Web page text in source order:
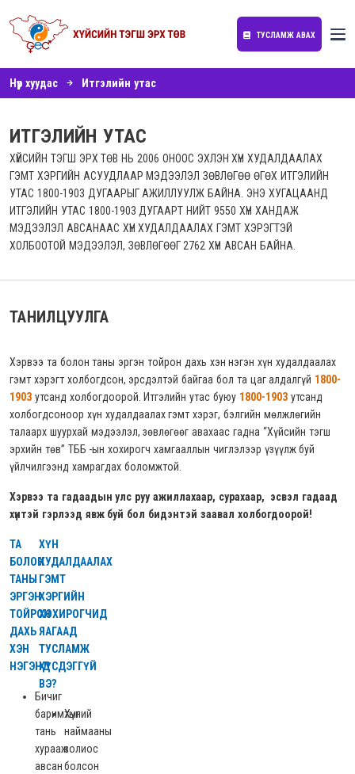
ТУСЛАМЖ АВАХ
Нүүр хуудас Итгэлийн утас
ИТГЭЛИЙН УТАС
ХҮЙСИЙН ТЭГШ ЭРХ ТӨВ НЬ 2006 ОНООС ЭХЛЭН ХҮН ХУДАЛДААЛАХ
ГЭМТ ХЭРГИЙН АСУУДЛААР МЭДЭЭЛЭЛ ЗӨВЛӨГӨӨ ӨГӨХ ИТГЭЛИЙН
УТАС 1800-1903 ДУГААРЫГ АЖИЛЛУУЛЖ БАЙНА. ЭНЭ ХУГАЦААНД
ИТГЭЛИЙН УТАС 1800-1903 ДУГААРТ НИЙТ 9550 ХҮН ХАНДАЖ
МЭДЭЭЛЭЛ АВСАНААС ХҮН ХУДАЛДААЛАХ ГЭМТ ХЭРЭГТЭЙ
ХОЛБООТОЙ МЭДЭЭЛЭЛ, ЗӨВЛӨГӨӨГ 2762 ХҮН АВСАН БАЙНА.
ТАНИЛЦУУЛГА
Хэрвээ та болон таны эргэн тойрон дахь хэн нэгэн хүн худалдаалах
гэмт хэрэгт холбогдсон, эрсдэлтэй байгаа бол та цаг алдалгүй 1800-
1903 утсанд холбогдоорой. Итгэлийн утас буюу 1800-1903утсанд
холбогдсоноор хүн худалдаалах гэмт хэрэг, бэлгийн мөлжлөгийн
талаарх шуурхай мэдээлэл, зөвлөгөөг авахаас гадна “Хүйсийн тэгш
эрхийн төв” ТББ -ын хохирогч хамгааллын чиглэлээр үзүүлж буй
үйлчилгээнд хамрагдах боломжтой.
Хэрвээ та гадаадын улс руу ажиллахаар, сурахаар, эсвэл гадаад
хүнтэй гэрлээд явж буй бол бидэнтэй заавал холбогдоорой!
ТА
БОЛОН
ТАНЫ
ЭРГЭН
ТОЙРОН
ДАХЬ
ХЭН
НЭГЭНД
Бичиг
баримтыг
тань
хурааж
авсан
ХҮН
ХУДАЛДААЛАХ
ГЭМТ
ХЭРГИЙН
ХОХИРОГЧИД
ЯАГААД
ТУСЛАМЖ
ХҮСДЭГГҮЙ
ВЭ?
Хүний
наймааны
золиос
болсон